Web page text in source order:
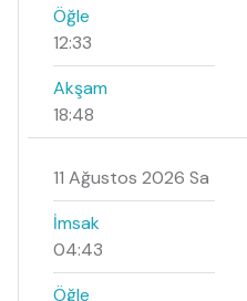
Öğle
12:33
Akşam
18:48
11 Ağustos 2026 Sa
İmsak
04:43
Öğle